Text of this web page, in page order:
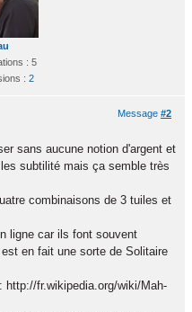
: 5
: 2
Message #2
sans aucune notion d'argent et
subtilité mais ça semble très
combinaisons de 3 tuiles et
ligne car ils font souvent
en fait une sorte de Solitaire
fr.wikipedia.org/wiki/Mah-